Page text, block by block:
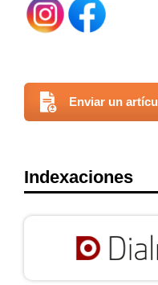
Enviar un
Indexaciones